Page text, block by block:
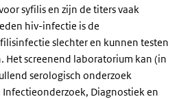
syfilis en zijn de titers vaak
hiv-infectie is de
slechter en kunnen testen
Het screenend laboratorium kan (in
serologisch onderzoek
Diagnostiek en